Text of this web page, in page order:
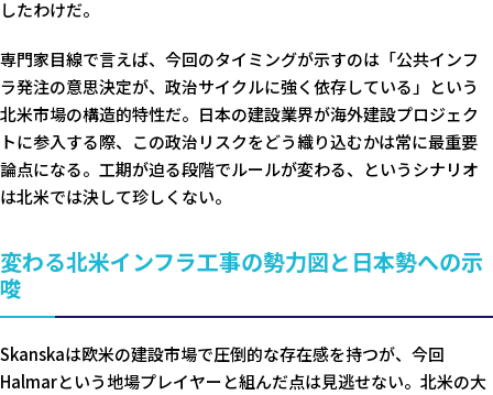
したわけだ。
専門家目線で言えば、今回のタイミングが示すのは「公共インフ
ラ発注の意思決定が、政治サイクルに強く依存している」という
北米市場の構造的特性だ。日本の建設業界が海外建設プロジェク
トに参入する際、この政治リスクをどう織り込むかは常に最重要
論点になる。工期が迫る段階でルールが変わる、というシナリオ
は北米では決して珍しくない。
変わる北米インフラ工事の勢力図と日本勢への示
唆
Skanskaは欧米の建設市場で圧倒的な存在感を持つが、今回
Halmarという地場プレイヤーと組んだ点は見逃せない。北米の大